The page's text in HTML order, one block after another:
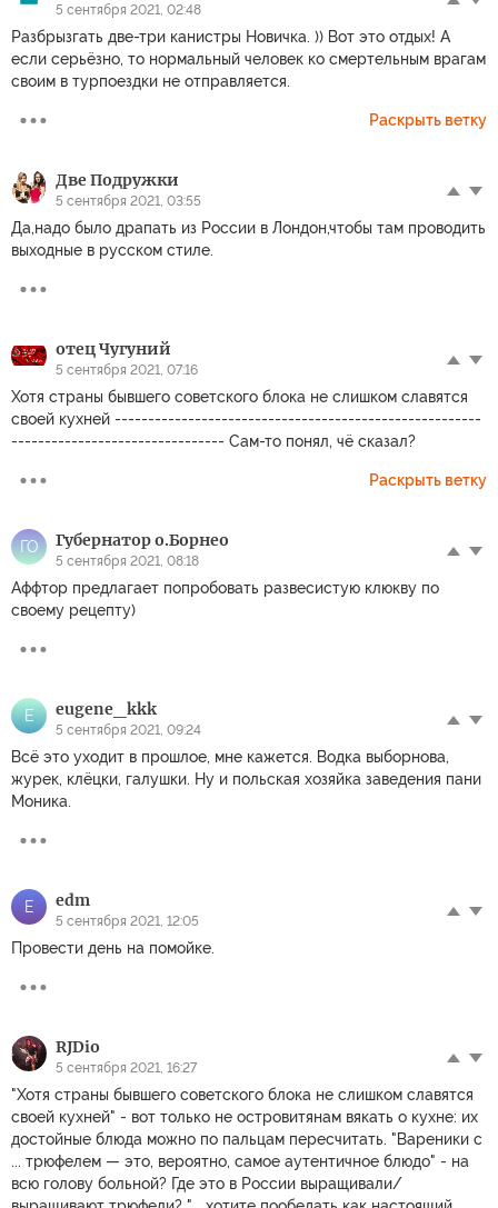
5 сентября 2021, 02:48
Разбрызгать две-три канистры Новичка. )) Вот это отдых! А
если серьёзно, то нормальный человек ко смертельным врагам
своим в турпоездки не отправляется.
Раскрыть ветку
Две Подружки
5 сентября 2021, 03:55
Да,надо было драпать из России в Лондон,чтобы там проводить
выходные в русском стиле.
отец Чугуний
5 сентября 2021, 07:16
Хотя страны бывшего советского блока не слишком славятся
своей кухней -------------------------------------------------------
-------------------------------- Сам-то понял, чё сказал?
Раскрыть ветку
ГО Губернатор о.Борнео
5 сентября 2021, 08:18
Аффтор предлагает попробовать развесистую клюкву по
своему рецепту)
E eugene_kkk
5 сентября 2021, 09:24
Всё это уходит в прошлое, мне кажется. Водка выборнова,
журек, клёцки, галушки. Ну и польская хозяйка заведения пани
Моника.
E edm
5 сентября 2021, 12:05
Провести день на помойке.
RJDio
5 сентября 2021, 16:27
"Хотя страны бывшего советского блока не слишком славятся
своей кухней" - вот только не островитянам вякать о кухне: их
достойные блюда можно по пальцам пересчитать. "Вареники с
... трюфелем — это, вероятно, самое аутентичное блюдо" - на
всю голову больной? Где это в России выращивали/